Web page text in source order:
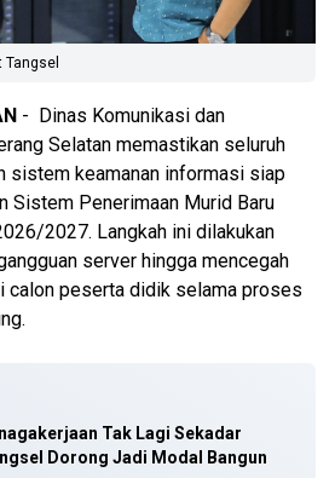
Tangsel
- Dinas Komunikasi dan
Selatan memastikan seluruh
sistem keamanan informasi siap
Sistem Penerimaan Murid Baru
2027. Langkah ini dilakukan
server hingga mencegah
calon peserta didik selama proses
Tak Lagi Sekadar
Dorong Jadi Modal Bangun